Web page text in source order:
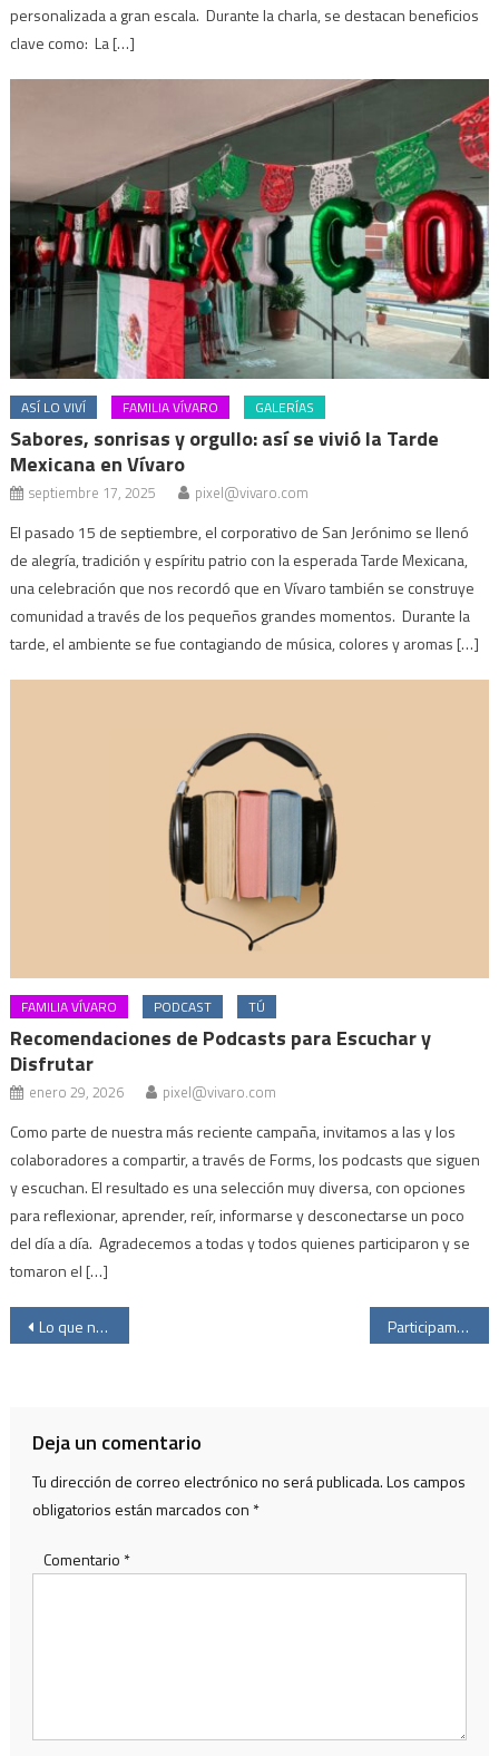
personalizada a gran escala. Durante la charla, se destacan beneficios
clave como: La […]
ASÍ LO VIVÍ FAMILIA VÍVARO GALERÍAS
Sabores, sonrisas y orgullo: así se vivió la Tarde
Mexicana en Vívaro
septiembre 17, 2025 pixel@vivaro.com
El pasado 15 de septiembre, el corporativo de San Jerónimo se llenó
de alegría, tradición y espíritu patrio con la esperada Tarde Mexicana,
una celebración que nos recordó que en Vívaro también se construye
comunidad a través de los pequeños grandes momentos. Durante la
tarde, el ambiente se fue contagiando de música, colores y aromas […]
FAMILIA VÍVARO PODCAST TÚ
Recomendaciones de Podcasts para Escuchar y
Disfrutar
enero 29, 2026 pixel@vivaro.com
Como parte de nuestra más reciente campaña, invitamos a las y los
colaboradores a compartir, a través de Forms, los podcasts que siguen
y escuchan. El resultado es una selección muy diversa, con opciones
para reflexionar, aprender, reír, informarse y desconectarse un poco
del día a día. Agradecemos a todas y todos quienes participaron y se
tomaron el […]
Navegación
Lo que nos dejó Mobile World Congress Barcelona 2026 Participamos en Andina Link Cartagena 2026
Deja un comentario
Tu dirección de correo electrónico no será publicada.Los campos
obligatorios están marcados con *
Comentario *